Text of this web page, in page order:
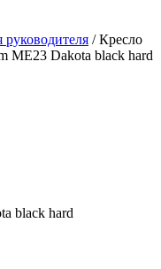
руководителя / Кресло
ME23 Dakota black hard
black hard